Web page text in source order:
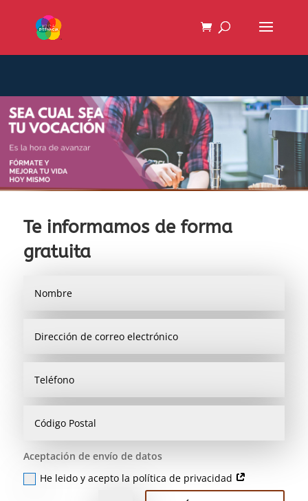
Te informamos de forma
gratuita
Aceptación de envío de datos
He leido y acepto la política de privacidad